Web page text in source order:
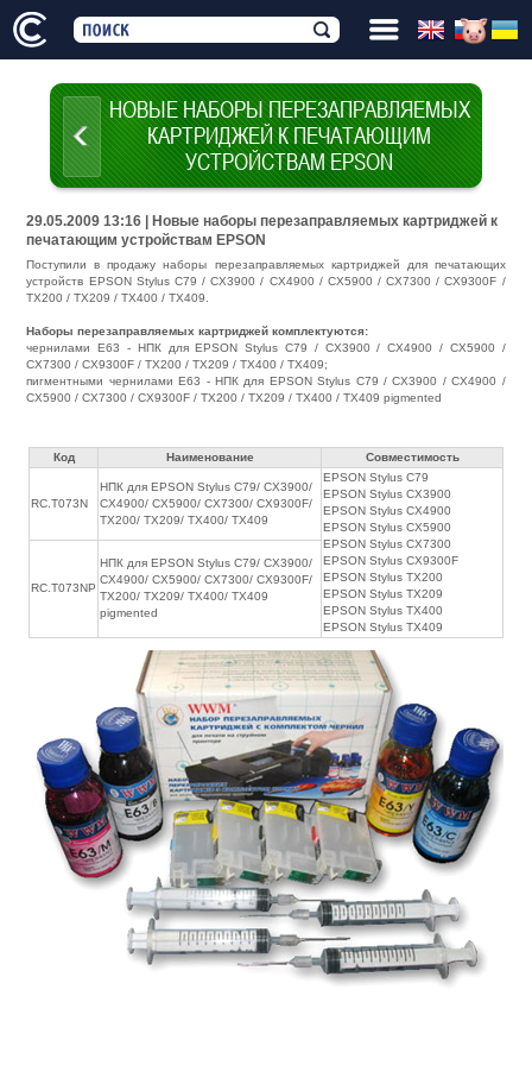
НОВЫЕ НАБОРЫ ПЕРЕЗАПРАВЛЯЕМЫХ
КАРТРИДЖЕЙ К ПЕЧАТАЮЩИМ
УСТРОЙСТВАМ EPSON
29.05.2009 13:16 | Новые наборы перезаправляемых картриджей к
печатающим устройствам EPSON
Поступили в продажу наборы перезаправляемых картриджей для печатающих
устройств EPSON Stylus C79 / CX3900 / CX4900 / CX5900 / CX7300 / CX9300F /
TX200 / TX209 / TX400 / TX409.
Наборы перезаправляемых картриджей комплектуются:
чернилами Е63 - НПК для EPSON Stylus C79 / CX3900 / CX4900 / CX5900 /
CX7300 / CX9300F / TX200 / TX209 / TX400 / TX409;
пигментными чернилами Е63 - НПК для EPSON Stylus C79 / CX3900 / CX4900 /
CX5900 / CX7300 / CX9300F / TX200 / TX209 / TX400 / TX409 pigmented
Код Наименование Совместимость
RC.T073N
НПК для EPSON Stylus C79/ CX3900/
CX4900/ CX5900/ CX7300/ CX9300F/
TX200/ TX209/ TX400/ TX409
EPSON Stylus C79
EPSON Stylus CX3900
EPSON Stylus CX4900
EPSON Stylus CX5900
EPSON Stylus CX7300
EPSON Stylus CX9300F
EPSON Stylus TX200
EPSON Stylus TX209
EPSON Stylus TX400
EPSON Stylus TX409
RC.T073NР
НПК для EPSON Stylus C79/ CX3900/
CX4900/ CX5900/ CX7300/ CX9300F/
TX200/ TX209/ TX400/ TX409
pigmented